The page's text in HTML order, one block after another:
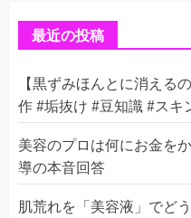
最近の投稿
【黒ずみほんとに消える
作 #垢抜け #豆知識 #スキ
美容のプロは何にお金を
導の本音回答
肌荒れを「美容液」でど